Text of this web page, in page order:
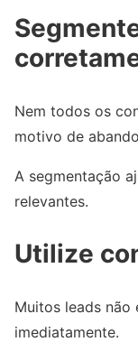
Nem todos os
motivo de
A segmentação
relevantes.
Utilize
Muitos leads
imediatamente.